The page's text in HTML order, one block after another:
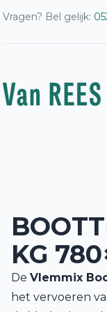
Vragen? Bel gelijk:
KG
De Vlemmix
het vervoeren